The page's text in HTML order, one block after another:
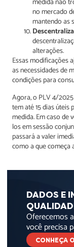
medida não
no mercado
mantendo as
alterações.
Essas modificações
as necessidades de
condições para
Agora, o PLV 4/
tem até 15 dias
medida. Em caso de
los em sessão
passará a valer
como a que começa
DADOS E
Oferecemos
você precisa
CONHEÇA